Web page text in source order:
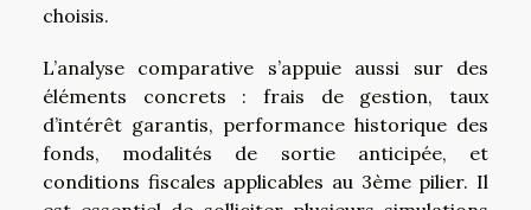
choisis.
L’analyse comparative s’appuie aussi sur des
éléments concrets : frais de gestion, taux
d’intérêt garantis, performance historique des
fonds, modalités de sortie anticipée, et
conditions fiscales applicables au 3ème pilier. Il